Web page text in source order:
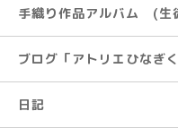
手織り作品アルバム (生
ブログ「アトリエひなぎ
日記